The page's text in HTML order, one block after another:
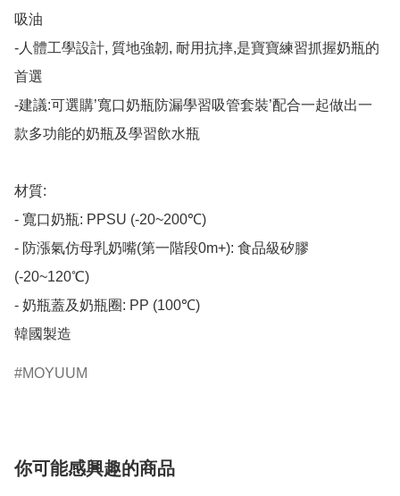
吸油
-人體工學設計, 質地強韌, 耐用抗摔,是寶寶練習抓握奶瓶的
首選
-建議:可選購’寬口奶瓶防漏學習吸管套裝’配合一起做出一
款多功能的奶瓶及學習飲水瓶
材質:
- 寬口奶瓶: PPSU (-20~200℃)
- 防漲氣仿母乳奶嘴(第一階段0m+): 食品級矽膠
(-20~120℃)
- 奶瓶蓋及奶瓶圈: PP (100℃)
韓國製造
MOYUUM
你可能感興趣的商品